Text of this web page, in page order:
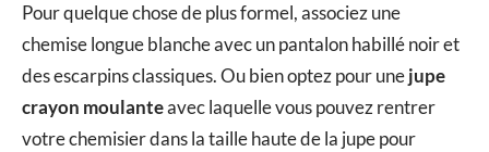
Pour quelque chose de plus formel, associez une
chemise longue blanche avec un pantalon habillé noir et
des escarpins classiques. Ou bien optez pour unejupe
crayon moulanteavec laquelle vous pouvez rentrer
votre chemisier dans la taille haute de la jupe pour